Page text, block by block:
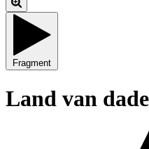
Fragment
Land van